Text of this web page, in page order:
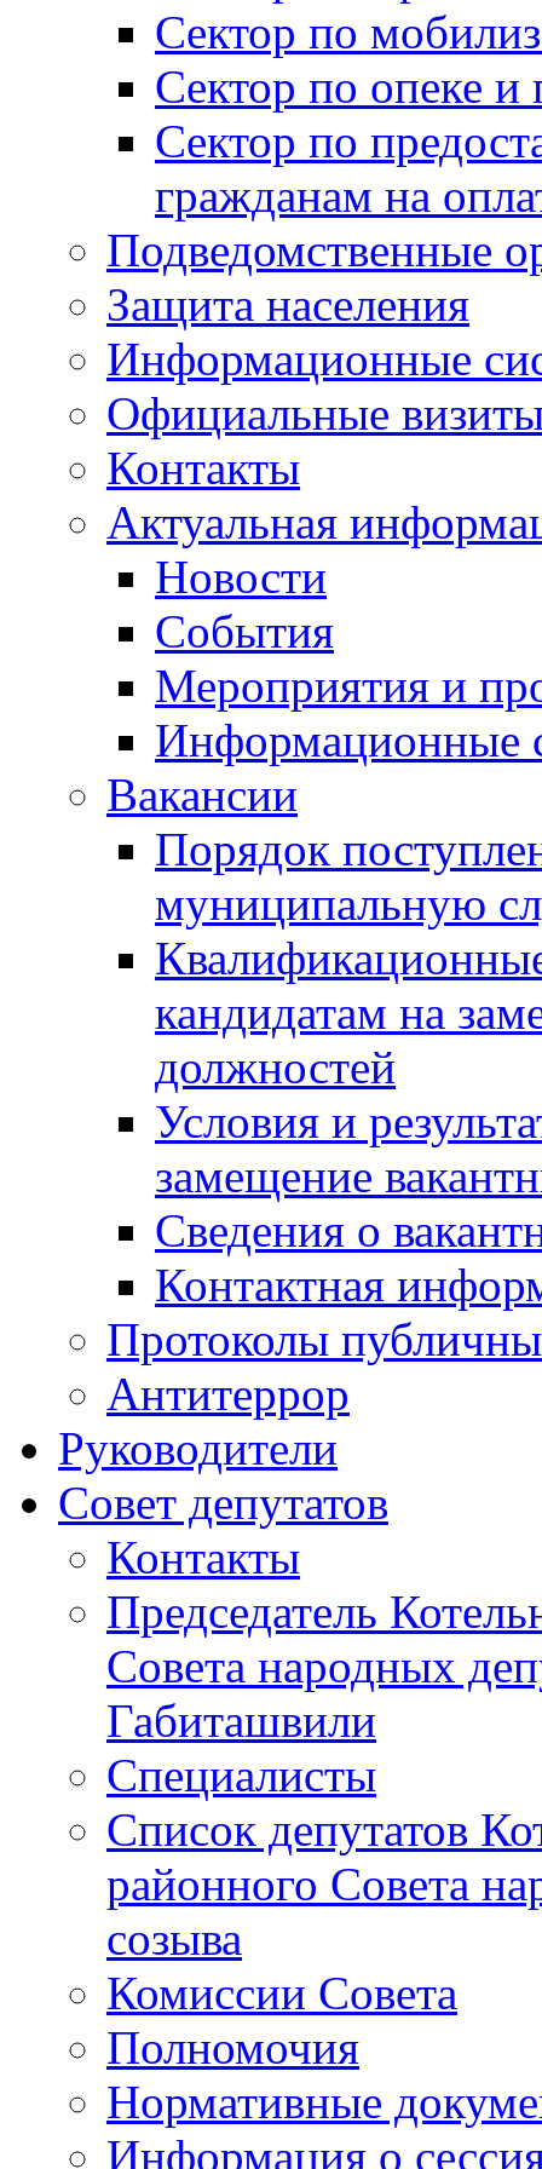
Сектор по
Сектор по опеке и
Сектор по
гражданам на
Подведомственные
Защита населения
Информационные
Официальные
Контакты
Актуальная
Новости
События
Мероприятия и
Информационные
Вакансии
Порядок
муниципальную
кандидатам на
должностей
Условия и
замещение
Сведения о
Контактная
Протоколы
Антитеррор
Руководители
Совет депутатов
Контакты
Председатель
Совета народных
Габиташвили
Специалисты
Список депутатов
районного Совета
созыва
Комиссии Совета
Полномочия
Нормативные
Информация о